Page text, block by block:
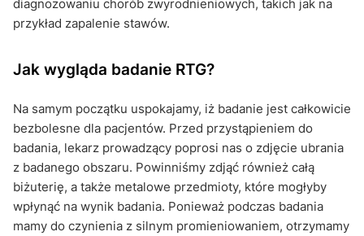
diagnozowaniu chorób zwyrodnieniowych, takich jak na
przykład zapalenie stawów.
Jak wygląda badanie RTG?
Na samym początku uspokajamy, iż badanie jest całkowicie
bezbolesne dla pacjentów. Przed przystąpieniem do
badania, lekarz prowadzący poprosi nas o zdjęcie ubrania
z badanego obszaru. Powinniśmy zdjąć również całą
biżuterię, a także metalowe przedmioty, które mogłyby
wpłynąć na wynik badania. Ponieważ podczas badania
mamy do czynienia z silnym promieniowaniem, otrzymamy